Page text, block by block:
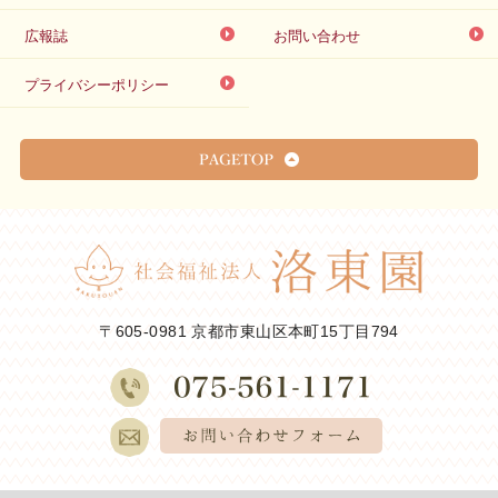
広報誌 お問い合わせ
プライバシーポリシー
〒605-0981 京都市東山区本町15丁目794